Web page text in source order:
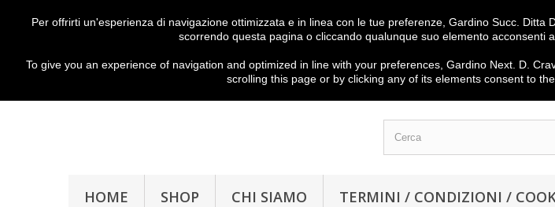
HOME SHOP CHI SIAMO TERMINI / CONDIZIONI /
Per offrirti un'esperienza di navigazione ottimizzata e in linea con le tue preferenze, Gardino Succ.
scorrendo questa pagina o cliccando qualunque suo elemento acconsenti
To give you an experience of navigation and optimized in line with your preferences, Gardino Next. D.
scrolling this page or by clicking any of its elements consent to